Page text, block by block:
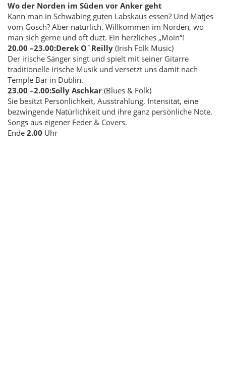
Wo der Norden im Süden vor Anker geht
Kann man in Schwabing guten Labskaus essen? Und Matjes
vom Gosch? Aber natürlich. Willkommen im Norden, wo
man sich gerne und oft duzt. Ein herzliches „Moin“!
20.00 –23.00:Derek O`Reilly (Irish Folk Music)
Der irische Sänger singt und spielt mit seiner Gitarre
traditionelle irische Musik und versetzt uns damit nach
Temple Bar in Dublin.
23.00 –2.00:Solly Aschkar (Blues & Folk)
Sie besitzt Persönlichkeit, Ausstrahlung, Intensität, eine
bezwingende Natürlichkeit und ihre ganz persönliche Note.
Songs aus eigener Feder & Covers.
Ende 2.00 Uhr